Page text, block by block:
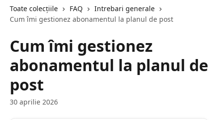
Toate colecțiile FAQ
Intrebari generale
Cum îmi gestionez abonamentul la planul de post
Cum îmi gestionez
abonamentul la planul de
post
30 aprilie 2026